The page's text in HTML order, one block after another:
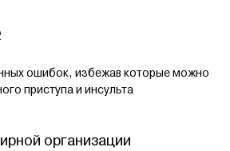
ошибок, избежав которые можно
приступа и инсульта
организации